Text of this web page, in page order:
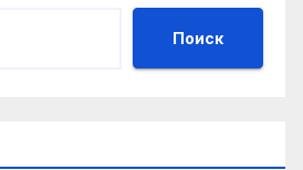
Поиск